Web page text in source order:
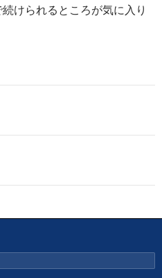
けられるところが気に入り